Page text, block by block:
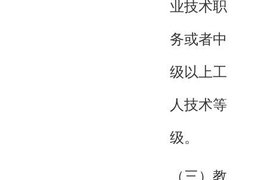
业技术职
务或者中
级以上工
人技术等
级。
（三）教